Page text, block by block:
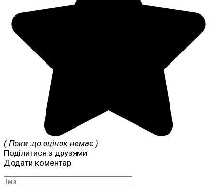
( Поки що оцінок немає )
Поділитися з друзями
Додати коментар
Ім'я